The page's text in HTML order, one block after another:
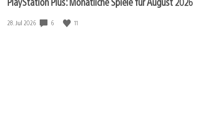
Veröffentlichungsdatum:
28. Jul 2026 6 11